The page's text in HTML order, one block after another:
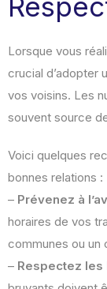
Lorsque vous
crucial d’adopter
vos voisins. Les
souvent source
Voici quelques
bonnes relations :
– Prévenez à
horaires de vos
communes ou un
– Respectez